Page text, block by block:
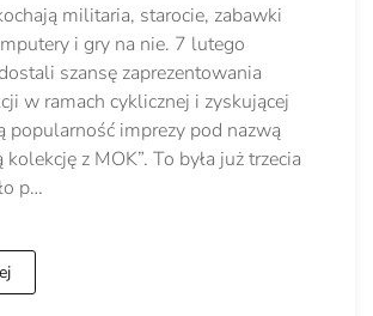
militaria, starocie, zabawki
i gry na nie. 7 lutego
szansę zaprezentowania
w ramach cyklicznej i zyskującej
popularność imprezy pod nazwą
kolekcję z MOK”. To była już trzecia
p…